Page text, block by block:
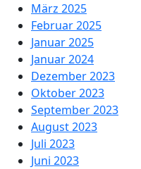
März 2025
Februar 2025
Januar 2025
Januar 2024
Dezember 2023
Oktober 2023
September 2023
August 2023
Juli 2023
Juni 2023